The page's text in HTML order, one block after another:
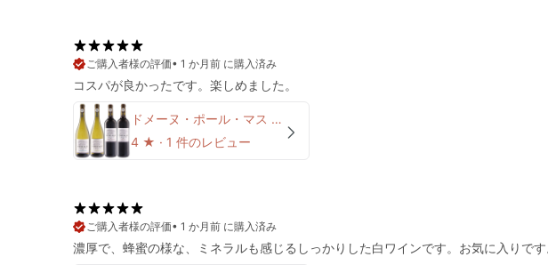
• 1 か月前 に購入済み
コスパが良かったです。楽しめました。
ドメーヌ・ポール・マス 4本セット
4 ★ · 1 件のレビュー
• 1 か月前 に購入済み
濃厚で、蜂蜜の様な、ミネラルも感じるしっかりした白ワインです。お気に入りです